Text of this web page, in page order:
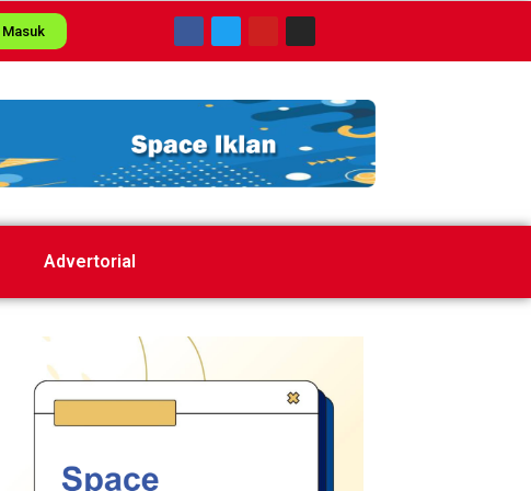
Masuk
Advertorial